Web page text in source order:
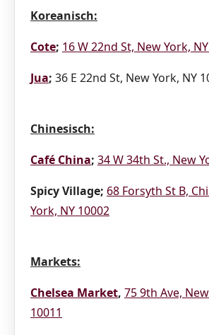
Koreanisch:
Cote; 16 W 22nd St, New York,
Jua; 36 E 22nd St, New York, NY
Chinesisch:
Café China; 34 W 34th St., New
Spicy Village; 68 Forsyth St B,
York, NY 10002
Markets:
Chelsea Market, 75 9th Ave,
10011